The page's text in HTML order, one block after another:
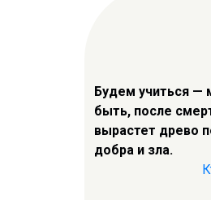
Будем учиться —
быть, после
вырастет древо
добра и зла.